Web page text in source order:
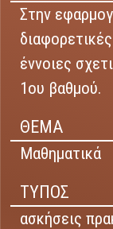
Στην
έννοιες
1ου βαθμού.
ΘΕΜΑ
Μαθηματικά
ΤΥΠΟΣ
ασκήσεις